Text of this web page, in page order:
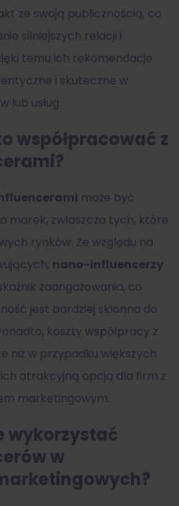
ze swoją publicznością, co
silniejszych relacji i
temu ich rekomendacje
i skuteczne w
lub usług.
współpracować z
może być
marek, zwłaszcza tych, które
rynków. Ze względu na
nano-influencerzy
zaangażowania, co
jest bardziej skłonna do
koszty współpracy z
niż w przypadku większych
atrakcyjną opcją dla firm z
marketingowym.
wykorzystać
w